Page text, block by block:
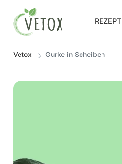
Vetox Gurke in Scheiben